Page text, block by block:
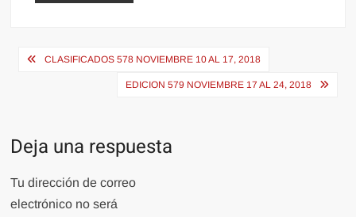
Navegación
CLASIFICADOS 578 NOVIEMBRE 10 AL 17, 2018
EDICION 579 NOVIEMBRE 17 AL 24, 2018
Deja una respuesta
Tu dirección de correo
electrónico no será